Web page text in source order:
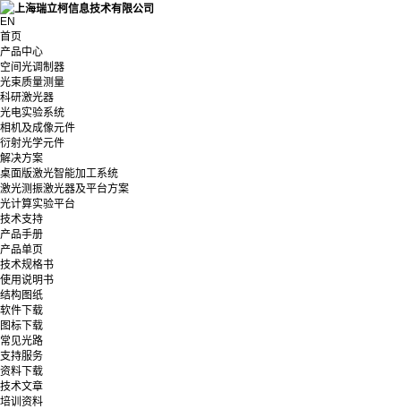
EN
首页
产品中心
空间光调制器
光束质量测量
科研激光器
光电实验系统
相机及成像元件
衍射光学元件
解决方案
桌面版激光智能加工系统
激光测振激光器及平台方案
光计算实验平台
技术支持
产品手册
产品单页
技术规格书
使用说明书
结构图纸
软件下载
图标下载
常见光路
支持服务
资料下载
技术文章
培训资料